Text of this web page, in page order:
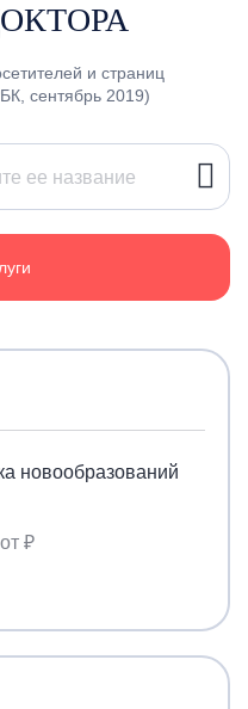
и страниц
сентябрь 2019)
новообразований
от ₽